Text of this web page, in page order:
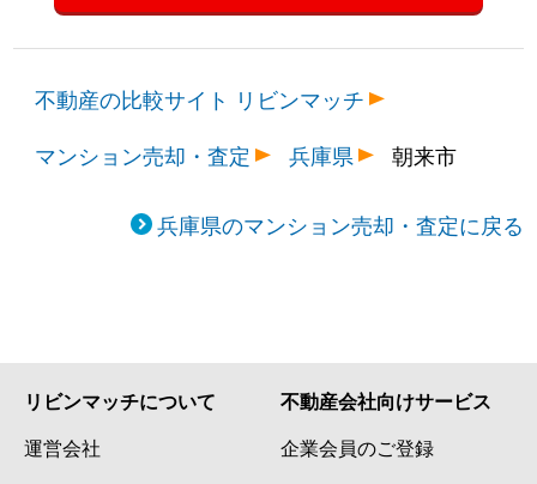
不動産の比較サイト リビンマッチ
マンション売却・査定
兵庫県 朝来市
兵庫県のマンション売却・査定に戻る
リビンマッチについて
運営会社
不動産会社向けサービス
企業会員のご登録